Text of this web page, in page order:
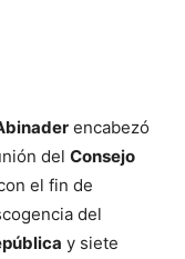
encabezó
del Consejo
el fin de
del
y siete